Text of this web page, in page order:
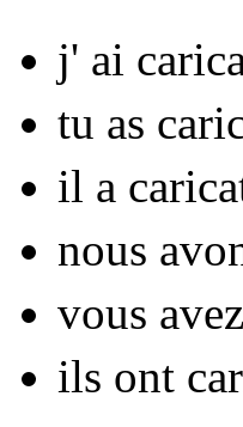
j' ai
tu as
il a
nous
vous
ils ont